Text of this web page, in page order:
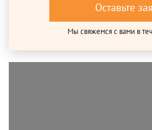
Оставьте
Мы свяжемся с вами в